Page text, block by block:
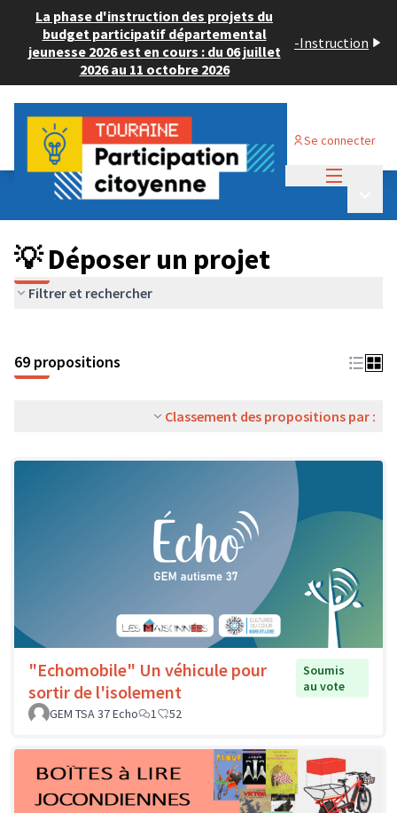
La phase d'instruction des projets du
budget participatif départemental
jeunesse 2026 est en cours : du 06 juillet
2026 au 11 octobre 2026
-Instruction
Se connecter
Budget Participatif ADULTE 2024
💡 Déposer un projet
💡 Déposer un projet
Filtrer et rechercher
69 propositions
Classement des propositions par :
"Echomobile" Un véhicule pour
sortir de l'isolement
Soumis
au vote
GEM TSA 37 Echo
1 52